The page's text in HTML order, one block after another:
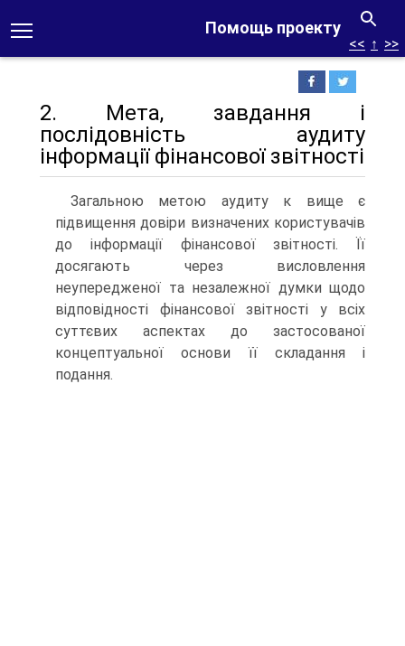
Помощь проекту
<< ↑ >>
2. Мета, завдання і
послідовність аудиту
інформації фінансової звітності
Загальною метою аудиту к вище є
підвищення довіри визначених користувачів
до інформації фінансової звітності. Її
досягають через висловлення
неупередженої та незалежної думки щодо
відповідності фінансової звітності у всіх
суттєвих аспектах до застосованої
концептуальної основи її складання і
подання.